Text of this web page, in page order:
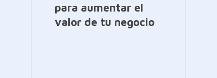
para aumentar el
valor de tu negocio